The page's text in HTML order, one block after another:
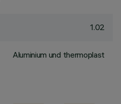
1.02
Aluminium und thermoplast